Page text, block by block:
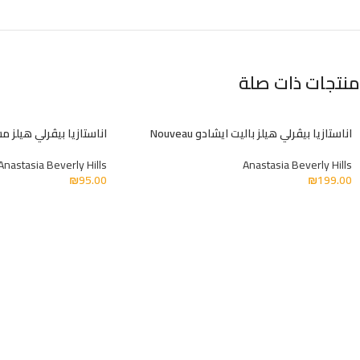
منتجات ذات صلة
اناستازيا بيڤرلي هيلز باليت ايشادو Nouveau
Anastasia Beverly Hills
₪199.00
اناستازيا بيڤرلي
Beverly Hills
₪95.00